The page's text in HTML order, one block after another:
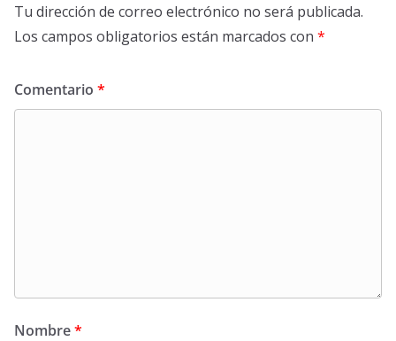
Tu dirección de correo electrónico no será publicada.
Los campos obligatorios están marcados con *
Comentario *
Nombre*